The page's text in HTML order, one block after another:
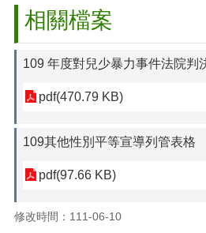
相關檔案
109 年度對兒少暴力事件法院判
pdf(470.79 KB)
109其他性別平等宣導列管表格
pdf(97.66 KB)
修改時間：111-06-10